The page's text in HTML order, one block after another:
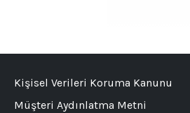
Kişisel Verileri Koruma Kanunu
Müşteri Aydınlatma Metni